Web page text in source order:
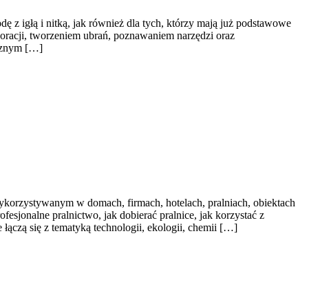
z igłą i nitką, jak również dla tych, którzy mają już podstawowe
tworzeniem ubrań, poznawaniem narzędzi oraz
[…]
w domach, firmach, hotelach, pralniach, obiektach
pralnictwo, jak dobierać pralnice, jak korzystać z
się z tematyką technologii, ekologii, chemii […]